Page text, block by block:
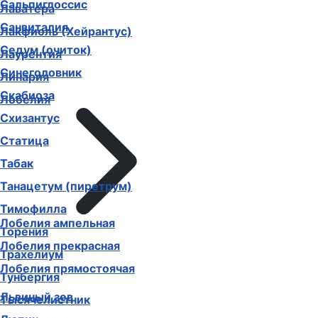
Лаватера
Лакфиоль (Хейрантус)
Лаурентия
Линария
Лобелия
Лобелия ампельная
Лобелия прекрасная
Лобелия прямостоячая
Львиный зев
Сальпиглоссис
Санвиталия
Седум (очиток)
Синеголовник
Скабиоза
Схизантус
Статица
Табак
Танацетум (пиретрум)
Тимофилла
Торения
Трахелиум
Тунбергия
Тысячелистник